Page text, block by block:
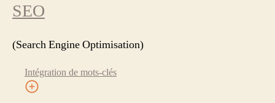
SEO
(Search Engine Optimisation)
Intégration de mots-clés